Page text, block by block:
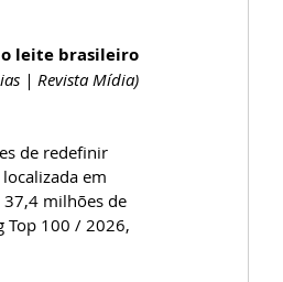
leite brasileiro
| Revista Mídia)
de redefinir
em
milhões de
Top 100 / 2026,